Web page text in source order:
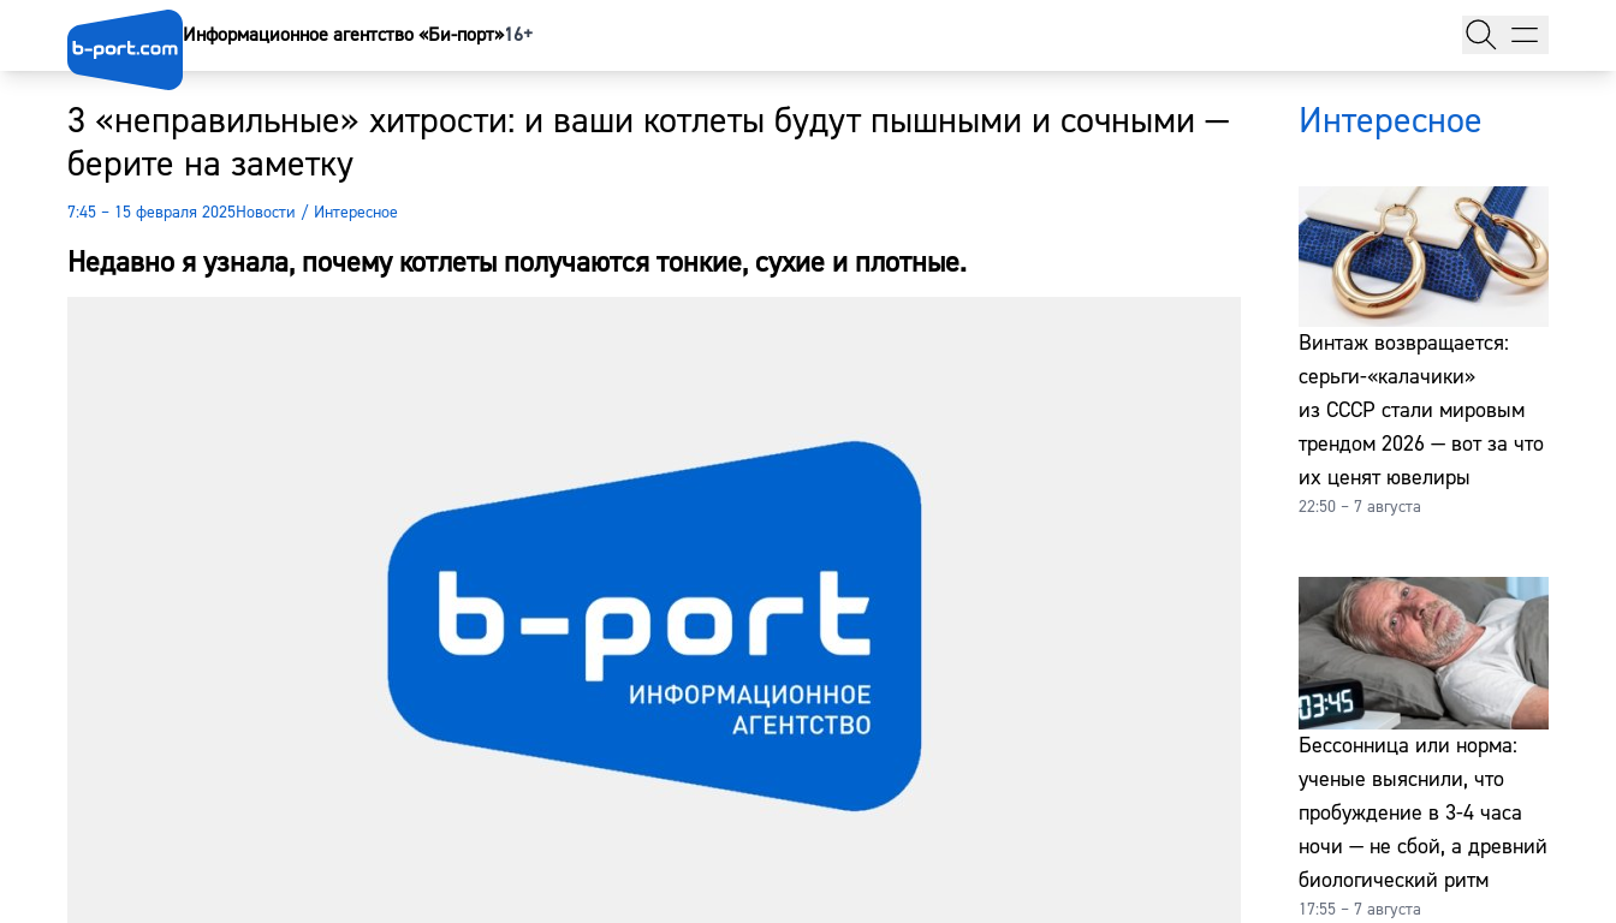
Информационное агентство «Би-порт»16+
3 «неправильные» хитрости: и ваши котлеты будут пышными и сочными —
берите на заметку
7:45 – 15 февраля 2025Новости / Интересное
Недавно я узнала, почему котлеты получаются тонкие, сухие и плотные.
Интересное
Винтаж возвращается:
серьги-«калачики»
из СССР стали мировым
трендом 2026 — вот за что
их ценят ювелиры
22:50 – 7 августа
Бессонница или норма:
ученые выяснили, что
пробуждение в 3-4 часа
ночи — не сбой, а древний
биологический ритм
17:55 – 7 августа
Наши гости
Курсы валют